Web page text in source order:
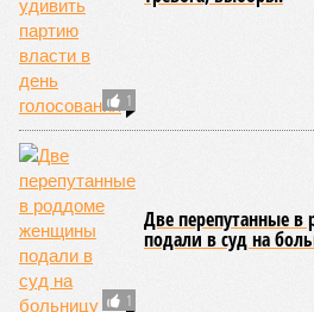
1
1
Две перепутанные
подали в суд на